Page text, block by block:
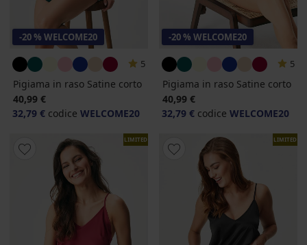
-20 % WELCOME20
5
Pigiama in raso Satine corto
40,99 €
32,79 € codice WELCOME20
-20 % WELCOME20
5
Pigiama in raso Satine corto
40,99 €
32,79 € codice WELCOME20
LIMITED LIMITED